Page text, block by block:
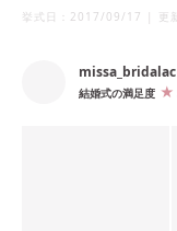
挙式日： 2017/09/17 | 更
missa_bridalac
結婚式の満足度